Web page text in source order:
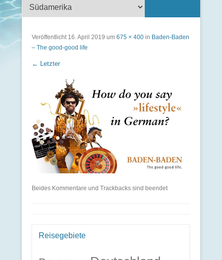
Reisekataloge
Veröffentlicht 16. April 2019 um 675 × 400 in Baden-Baden
– The good-good life
← Letzter
Beides Kommentare und Trackbacks sind beendet
Reisegebiete